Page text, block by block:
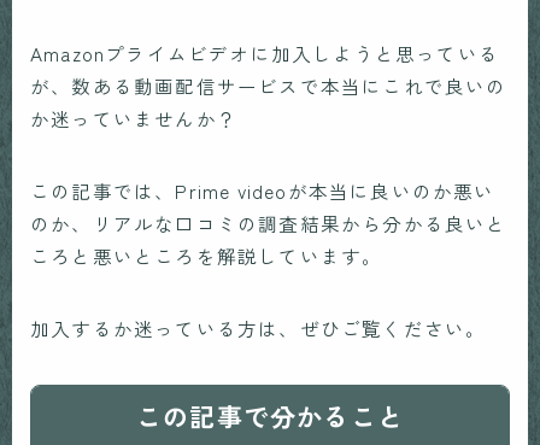
Amazonプライムビデオに加入しようと思っている
が、数ある動画配信サービスで本当にこれで良いの
か迷っていませんか？
この記事では、Prime videoが本当に良いのか悪い
のか、リアルな口コミの調査結果から分かる良いと
ころと悪いところを解説しています。
加入するか迷っている方は、ぜひご覧ください。
この記事で分かること